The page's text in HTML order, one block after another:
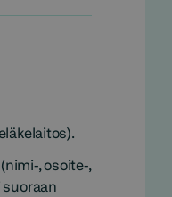
, osoite-,